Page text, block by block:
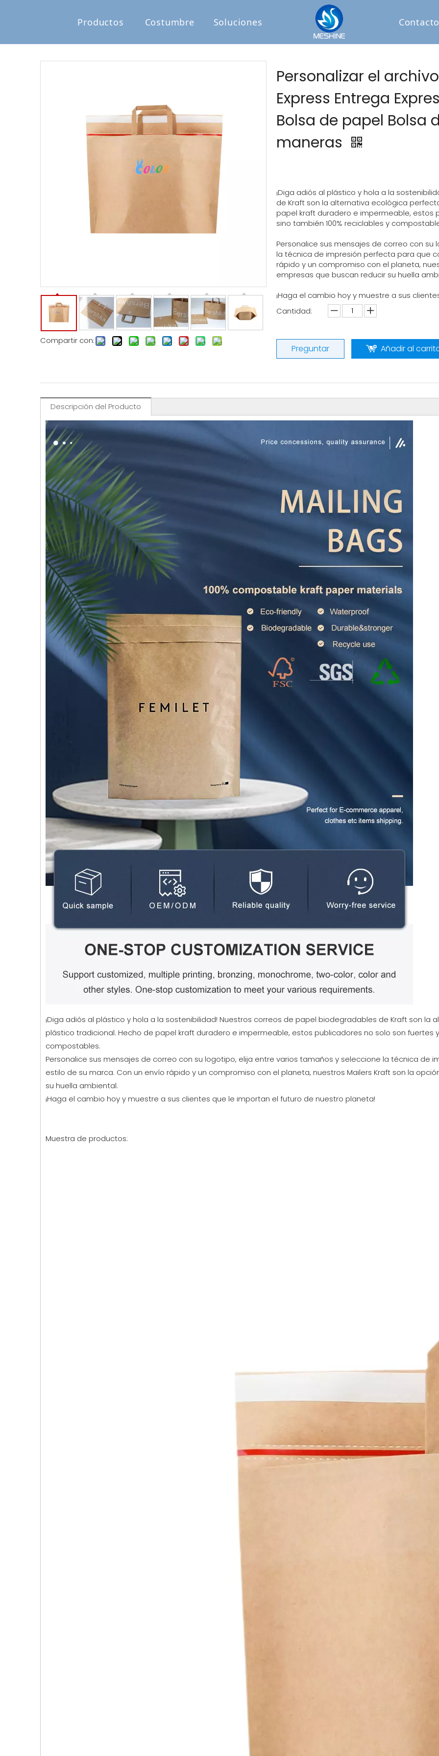
Productos Costumbre Soluciones Contacto
Compartir con:
Personalizar el
Express Entrega
Bolsa de papel Bolsa
maneras
¡Diga adiós al plástico y hola a la
de Kraft son la alternativa ecológica
papel kraft duradero e impermeable, estos
sino también 100% reciclables y
Personalice sus mensajes de correo con
la técnica de impresión perfecta para que
rápido y un compromiso con el planeta,
empresas que buscan reducir su huella
¡Haga el cambio hoy y muestre a sus
Cantidad:
Preguntar Añadir al
Descripción del Producto
¡Diga adiós al plástico y hola a la sostenibilidad! Nuestros correos de papel biodegradables de Kraft son
plástico tradicional. Hecho de papel kraft duradero e impermeable, estos publicadores no solo son fuertes
compostables.
Personalice sus mensajes de correo con su logotipo, elija entre varios tamaños y seleccione la técnica de
estilo de su marca. Con un envío rápido y un compromiso con el planeta, nuestros Mailers Kraft son la
su huella ambiental.
¡Haga el cambio hoy y muestre a sus clientes que le importan el futuro de nuestro planeta!
Muestra de productos: